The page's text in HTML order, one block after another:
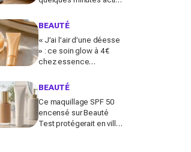
système nerveux d'une
BEAUTÉ
« J’ai l’air d’une déesse
» : ce soin glow à 4 €
chez essence
en quelques secondes,
BEAUTÉ
Ce maquillage SPF 50
encensé sur Beauté
Test protégerait en ville